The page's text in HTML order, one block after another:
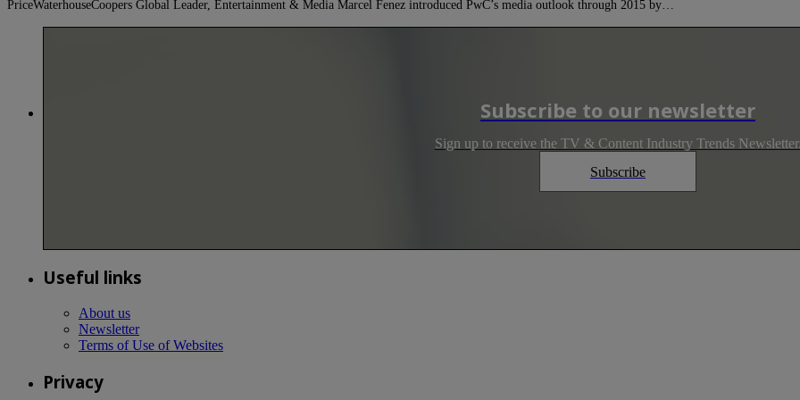
PriceWaterhouseCoopers Global Leader, Entertainment & Media Marcel Fenez introduced PwC’s media outlook through 2015 by…
Subscribe to our newsletter
Sign up to receive the TV & Content Industry Trends
Subscribe
Useful links
About us
Newsletter
Terms of Use of Websites
Privacy